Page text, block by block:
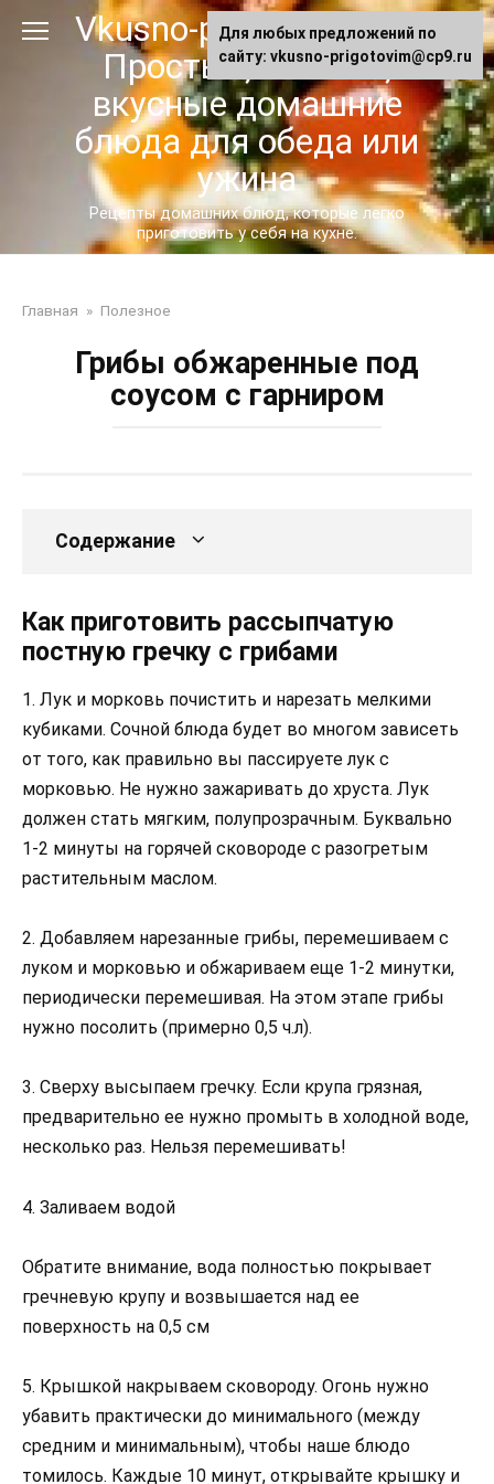
Vkusno-prigotovim.ru -
Простые, сытные,
вкусные домашние
блюда для обеда или
ужина
Рецепты домашних блюд, которые легко
приготовить у себя на кухне.
Главная » Полезное
Грибы обжаренные под
соусом с гарниром
Содержание
Как приготовить рассыпчатую
постную гречку с грибами
1. Лук и морковь почистить и нарезать мелкими
кубиками. Сочной блюда будет во многом зависеть
от того, как правильно вы пассируете лук с
морковью. Не нужно зажаривать до хруста. Лук
должен стать мягким, полупрозрачным. Буквально
1-2 минуты на горячей сковороде с разогретым
растительным маслом.
2. Добавляем нарезанные грибы, перемешиваем с
луком и морковью и обжариваем еще 1-2 минутки,
периодически перемешивая. На этом этапе грибы
нужно посолить (примерно 0,5 ч.л).
3. Сверху высыпаем гречку. Если крупа грязная,
предварительно ее нужно промыть в холодной воде,
несколько раз. Нельзя перемешивать!
4. Заливаем водой
Обратите внимание, вода полностью покрывает
гречневую крупу и возвышается над ее
поверхность на 0,5 см
5. Крышкой накрываем сковороду. Огонь нужно
убавить практически до минимального (между
средним и минимальным), чтобы наше блюдо
томилось. Каждые 10 минут, открывайте крышку и
Для любых предложений по
сайту: vkusno-prigotovim@cp9.ru